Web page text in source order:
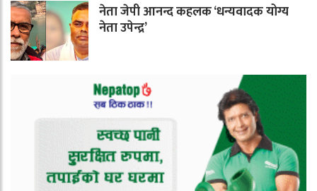
नेता जेपी आनन्द कहलक ‘धन्यवादक योग्य
नेता उपेन्द्र’